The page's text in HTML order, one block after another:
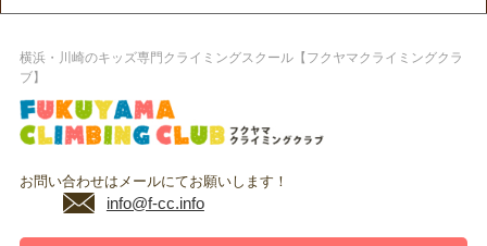
横浜・川崎のキッズ専門クライミングスクール【フクヤマクライミングクラ
ブ】
お問い合わせはメールにてお願いします！
info@f-cc.info